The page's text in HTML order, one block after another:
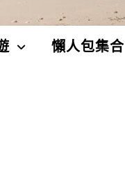
懶人包集合